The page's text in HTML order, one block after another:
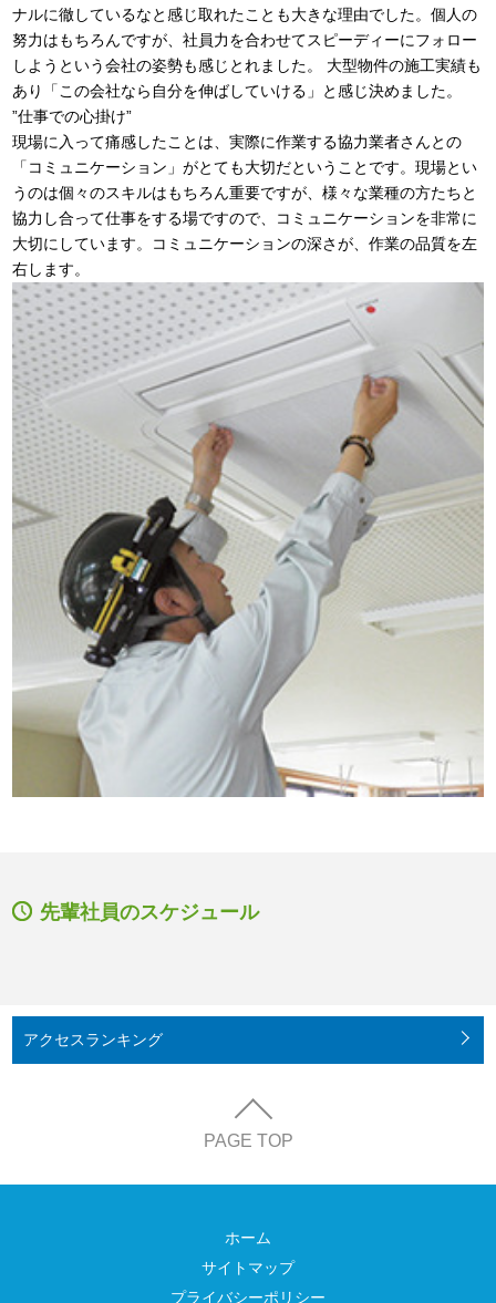
ナルに徹しているなと感じ取れたことも大きな理由でした。個人の
努力はもちろんですが、社員力を合わせてスピーディーにフォロー
しようという会社の姿勢も感じとれました。 大型物件の施工実績も
あり「この会社なら自分を伸ばしていける」と感じ決めました。
”仕事での心掛け”
現場に入って痛感したことは、実際に作業する協力業者さんとの
「コミュニケーション」がとても大切だということです。現場とい
うのは個々のスキルはもちろん重要ですが、様々な業種の方たちと
協力し合って仕事をする場ですので、コミュニケーションを非常に
大切にしています。コミュニケーションの深さが、作業の品質を左
右します。
先輩社員のスケジュール
アクセスランキング
PAGE TOP
ホーム
サイトマップ
プライバシーポリシー